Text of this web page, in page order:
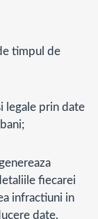
timpul de
legale prin date
fiecarei
infractiuni in
date.